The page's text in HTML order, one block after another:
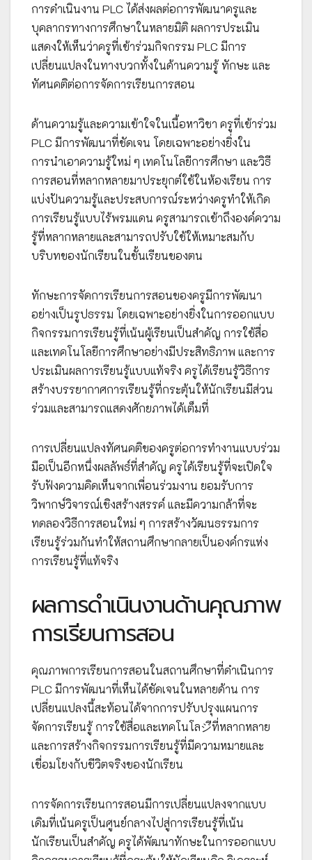
การดำเนินงาน PLC ได้ส่งผลต่อการพัฒนาครูและ
บุคลากรทางการศึกษาในหลายมิติ ผลการประเมิน
แสดงให้เห็นว่าครูที่เข้าร่วมกิจกรรม PLC มีการ
เปลี่ยนแปลงในทางบวกทั้งในด้านความรู้ ทักษะ และ
ทัศนคติต่อการจัดการเรียนการสอน
ด้านความรู้และความเข้าใจในเนื้อหาวิชา ครูที่เข้าร่วม
PLC มีการพัฒนาที่ชัดเจน โดยเฉพาะอย่างยิ่งใน
การนำเอาความรู้ใหม่ ๆ เทคโนโลยีการศึกษา และวิธี
การสอนที่หลากหลายมาประยุกต์ใช้ในห้องเรียน การ
แบ่งปันความรู้และประสบการณ์ระหว่างครูทำให้เกิด
การเรียนรู้แบบไร้พรมแดน ครูสามารถเข้าถึงองค์ความ
รู้ที่หลากหลายและสามารถปรับใช้ให้เหมาะสมกับ
บริบทของนักเรียนในชั้นเรียนของตน
ทักษะการจัดการเรียนการสอนของครูมีการพัฒนา
อย่างเป็นรูปธรรม โดยเฉพาะอย่างยิ่งในการออกแบบ
กิจกรรมการเรียนรู้ที่เน้นผู้เรียนเป็นสำคัญ การใช้สื่อ
และเทคโนโลยีการศึกษาอย่างมีประสิทธิภาพ และการ
ประเมินผลการเรียนรู้แบบแท้จริง ครูได้เรียนรู้วิธีการ
สร้างบรรยากาศการเรียนรู้ที่กระตุ้นให้นักเรียนมีส่วน
ร่วมและสามารถแสดงศักยภาพได้เต็มที่
การเปลี่ยนแปลงทัศนคติของครูต่อการทำงานแบบร่วม
มือเป็นอีกหนึ่งผลลัพธ์ที่สำคัญ ครูได้เรียนรู้ที่จะเปิดใจ
รับฟังความคิดเห็นจากเพื่อนร่วมงาน ยอมรับการ
วิพากษ์วิจารณ์เชิงสร้างสรรค์ และมีความกล้าที่จะ
ทดลองวิธีการสอนใหม่ ๆ การสร้างวัฒนธรรมการ
เรียนรู้ร่วมกันทำให้สถานศึกษากลายเป็นองค์กรแห่ง
การเรียนรู้ที่แท้จริง
ผลการดำเนินงานด้านคุณภาพ
การเรียนการสอน
คุณภาพการเรียนการสอนในสถานศึกษาที่ดำเนินการ
PLC มีการพัฒนาที่เห็นได้ชัดเจนในหลายด้าน การ
เปลี่ยนแปลงนี้สะท้อนได้จากการปรับปรุงแผนการ
จัดการเรียนรู้ การใช้สื่อและเทคโนโลジีที่หลากหลาย
และการสร้างกิจกรรมการเรียนรู้ที่มีความหมายและ
เชื่อมโยงกับชีวิตจริงของนักเรียน
การจัดการเรียนการสอนมีการเปลี่ยนแปลงจากแบบ
เดิมที่เน้นครูเป็นศูนย์กลางไปสู่การเรียนรู้ที่เน้น
นักเรียนเป็นสำคัญ ครูได้พัฒนาทักษะในการออกแบบ